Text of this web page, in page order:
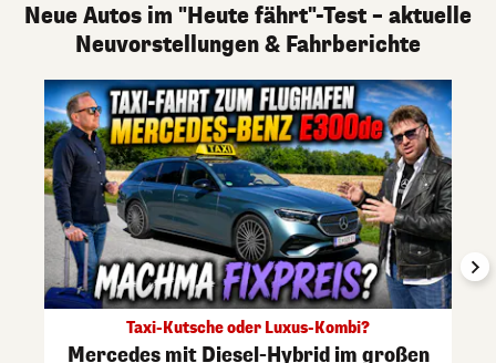
Neue Autos im "Heute fährt"-Test – aktuelle
Neuvorstellungen & Fahrberichte
Taxi-Kutsche oder Luxus-Kombi?
Mercedes mit Diesel-Hybrid im großen